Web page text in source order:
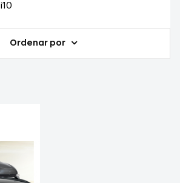
i10
Ordenar por